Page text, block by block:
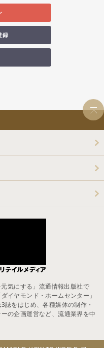
録
気にする」流通情報出版社で
イヤモンド・ホームセンター」
誌をはじめ、各種媒体の制作・
の企画運営など、流通業界を中